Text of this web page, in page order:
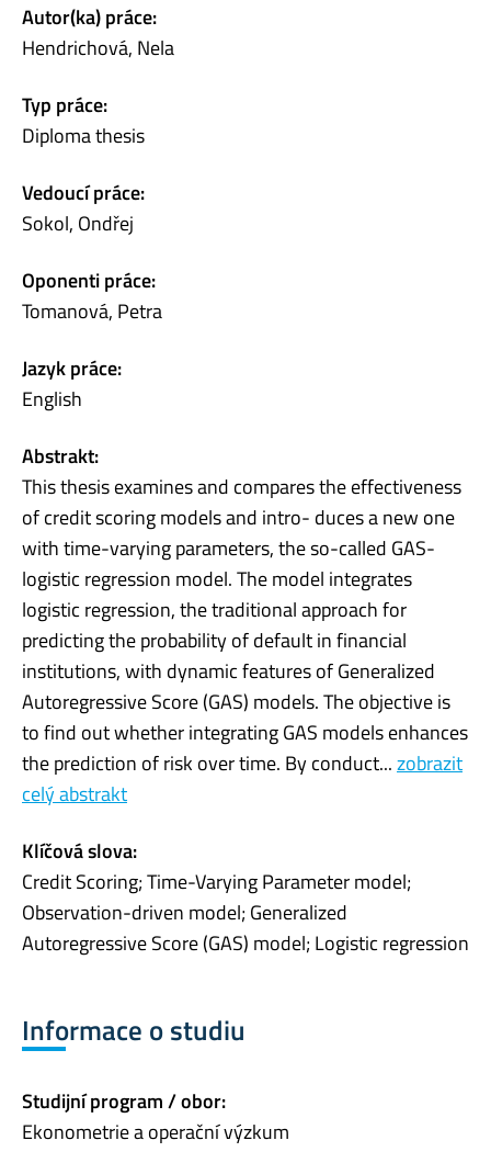
Autor(ka) práce:
Hendrichová, Nela
Typ práce:
Diploma thesis
Vedoucí práce:
Sokol, Ondřej
Oponenti práce:
Tomanová, Petra
Jazyk práce:
English
Abstrakt:
This thesis examines and compares the effectiveness
of credit scoring models and intro- duces a new one
with time-varying parameters, the so-called GAS-
logistic regression model. The model integrates
logistic regression, the traditional approach for
predicting the probability of default in financial
institutions, with dynamic features of Generalized
Autoregressive Score (GAS) models. The objective is
to find out whether integrating GAS models enhances
the prediction of risk over time. By conduct...zobrazit
celý abstrakt
Klíčová slova:
Credit Scoring; Time-Varying Parameter model;
Observation-driven model; Generalized
Autoregressive Score (GAS) model; Logistic regression
Informace o studiu
Studijní program / obor:
Ekonometrie a operační výzkum